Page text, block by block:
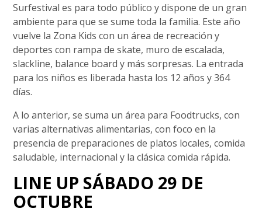
Surfestival es para todo público y dispone de un gran
ambiente para que se sume toda la familia. Este año
vuelve la Zona Kids con un área de recreación y
deportes con rampa de skate, muro de escalada,
slackline, balance board y más sorpresas. La entrada
para los niños es liberada hasta los 12 años y 364
días.
A lo anterior, se suma un área para Foodtrucks, con
varias alternativas alimentarias, con foco en la
presencia de preparaciones de platos locales, comida
saludable, internacional y la clásica comida rápida.
LINE UP SÁBADO 29 DE
OCTUBRE